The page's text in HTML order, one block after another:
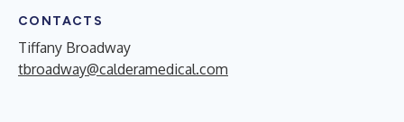
CONTACTS
Tiffany Broadway
tbroadway@calderamedical.com